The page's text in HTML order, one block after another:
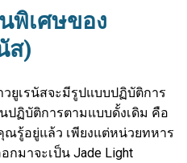
พิเศษของ
ส)
ยูเรนัสจะมีรูปแบบปฏิบัติการ
ปฏิบัติการตามแบบดั้งเดิม คือ
ณรู้อยู่แล้ว เพียงแต่หน่วยทหาร
กมาจะเป็น Jade Light